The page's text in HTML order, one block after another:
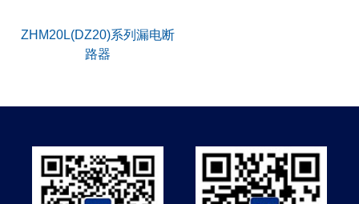
ZHM20L(DZ20)系列漏电断
路器